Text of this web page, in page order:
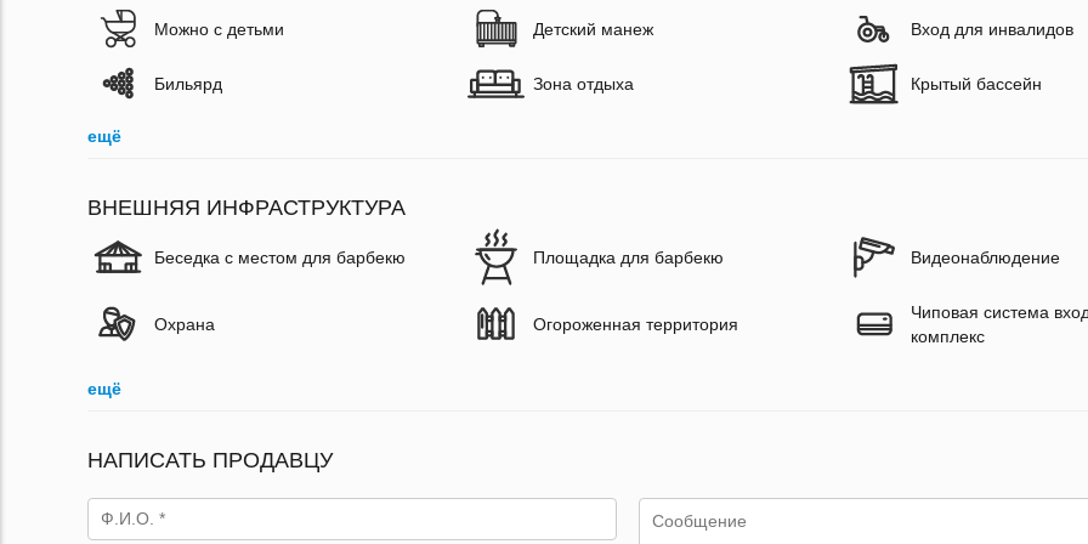
Можно с детьми Детский манеж Вход для инвалидов
Бильярд Зона отдыха Крытый бассейн
ещё
ВНЕШНЯЯ ИНФРАСТРУКТУРА
Беседка с местом для барбекю Площадка для барбекю Видеонаблюдение
Охрана Огороженная территория
Чиповая система
комплекс
ещё
НАПИСАТЬ ПРОДАВЦУ